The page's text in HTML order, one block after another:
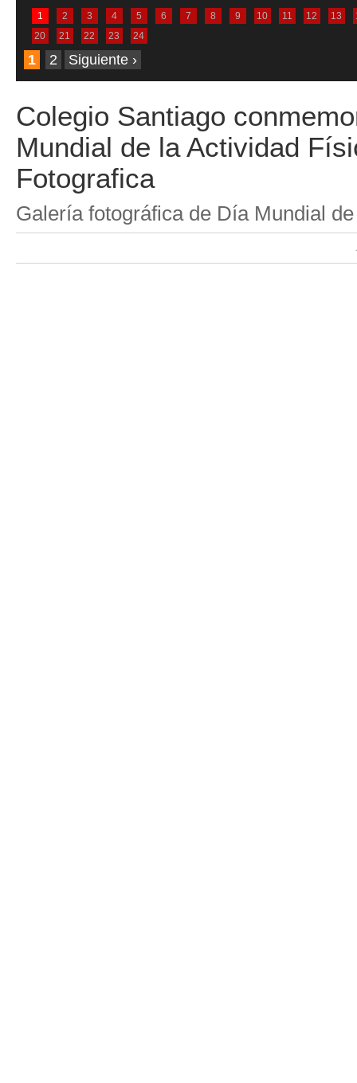
1 2 3 4 5 6 7 8 9 10 11 12 13
20
21 22 23 24
1 2 Siguiente ›
Colegio Santiago
Mundial de la Actividad
Fotografica
Galería fotográfica de Día Mundial